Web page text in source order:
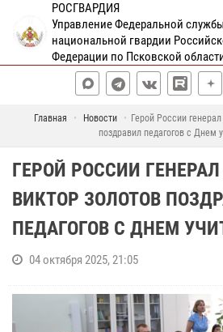
РОСГВАРДИЯ
Управление Федеральной
национальной гвардии
Федерации по Псковской
Главная Новости
Герой России
поздравил педагогов с Днем
ГЕРОЙ РОССИИ
ВИКТОР ЗОЛОТОВ
ПЕДАГОГОВ С ДНЕМ
04 октября 2025, 21:05